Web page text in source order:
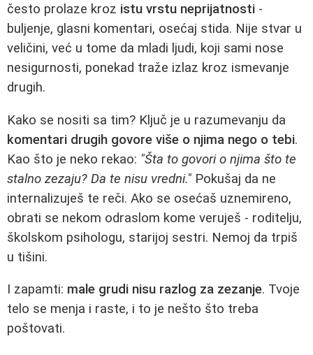
često prolaze kroz istu vrstu neprijatnosti -
buljenje, glasni komentari, osećaj stida. Nije stvar u
veličini, već u tome da mladi ljudi, koji sami nose
nesigurnosti, ponekad traže izlaz kroz ismevanje
drugih.
Kako se nositi sa tim? Ključ je u razumevanju da
komentari drugih govore više o njima nego o tebi.
Kao što je neko rekao: "Šta to govori o njima što te
stalno zezaju? Da te nisu vredni." Pokušaj da ne
internalizuješ te reči. Ako se osećaš uznemireno,
obrati se nekom odraslom kome veruješ - roditelju,
školskom psihologu, starijoj sestri. Nemoj da trpiš
u tišini.
I zapamti: male grudi nisu razlog za zezanje. Tvoje
telo se menja i raste, i to je nešto što treba
poštovati.